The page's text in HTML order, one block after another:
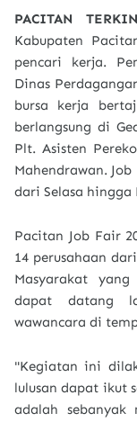
PACITAN
Kabupaten
pencari kerja.
Dinas
bursa kerja
berlangsung di
Plt. Asisten
Mahendrawan.
dari Selasa hingga
Pacitan Job Fair
14 perusahaan
Masyarakat
dapat datang
wawancara di
"Kegiatan ini
lulusan dapat ikut
adalah sebanyak